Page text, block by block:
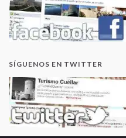
SÍGUENOS EN TWITTER